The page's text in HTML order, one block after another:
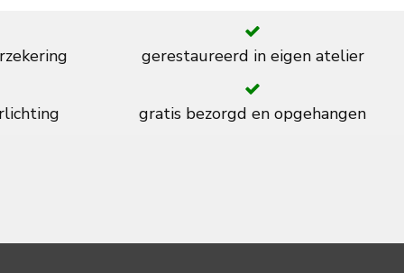
gerestaureerd in eigen atelier
gratis bezorgd en opgehangen